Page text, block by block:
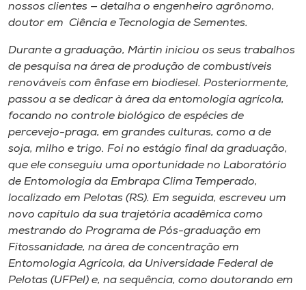
nossos clientes — detalha o engenheiro agrônomo,
doutor em Ciência e Tecnologia de Sementes.
Durante a graduação, Mártin iniciou os seus trabalhos
de pesquisa na área de produção de combustíveis
renováveis com ênfase em biodiesel. Posteriormente,
passou a se dedicar à área da entomologia agrícola,
focando no controle biológico de espécies de
percevejo-praga, em grandes culturas, como a de
soja, milho e trigo. Foi no estágio final da graduação,
que ele conseguiu uma oportunidade no Laboratório
de Entomologia da Embrapa Clima Temperado,
localizado em Pelotas (RS). Em seguida, escreveu um
novo capítulo da sua trajetória acadêmica como
mestrando do Programa de Pós-graduação em
Fitossanidade, na área de concentração em
Entomologia Agrícola, da Universidade Federal de
Pelotas (UFPel) e, na sequência, como doutorando em